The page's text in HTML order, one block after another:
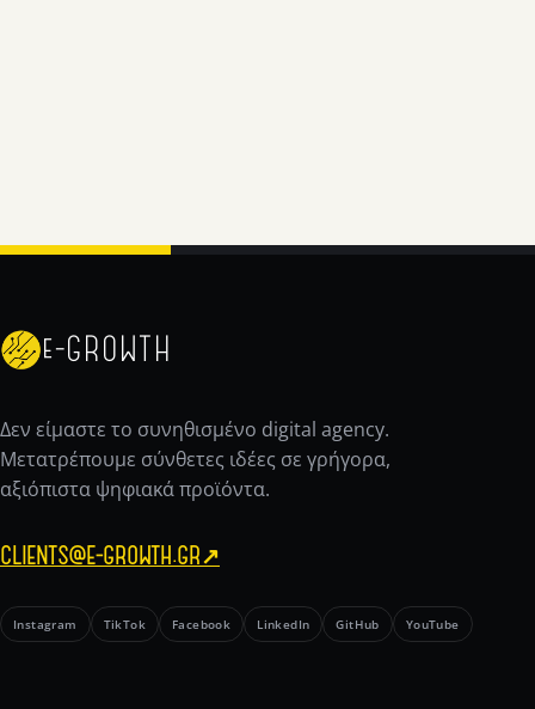
e-GROWTH
Δεν είμαστε το συνηθισμένο digital agency.
Μετατρέπουμε σύνθετες ιδέες σε γρήγορα,
αξιόπιστα ψηφιακά προϊόντα.
CLIENTS@E-GROWTH.GR ↗
Instagram TikTok Facebook LinkedIn GitHub YouTube